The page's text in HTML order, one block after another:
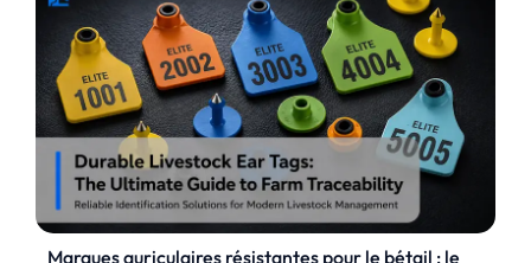
Marques auriculaires résistantes pour le bétail : le